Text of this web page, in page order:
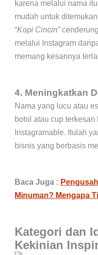
karena melalui nama
mudah untuk
“Kopi Cincin”
melalui Instagram
memang kesannya
4. Meningkatkan
Nama yang lucu atau
botol atau cup
Instagramable. Itulah
bisnis yang berbasis
Baca Juga :
Minuman? Mengapa
Kategori dan
Kekinian